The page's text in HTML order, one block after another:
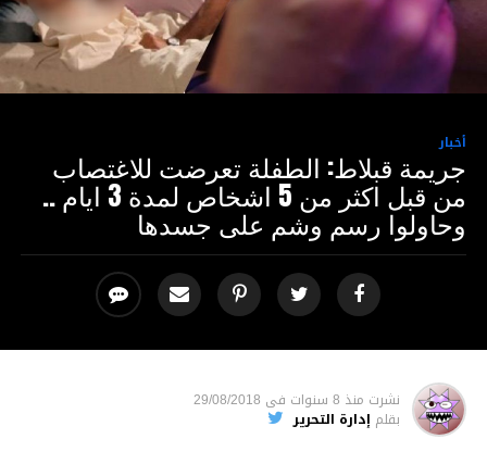
أخبار
جريمة قبلاط: الطفلة تعرضت للاغتصاب
من قبل اكثر من 5 اشخاص لمدة 3 ايام ..
وحاولوا رسم وشم على جسدها
نشرت منذ 8 سنوات فى 29/08/2018
بقلم إدارة التحرير